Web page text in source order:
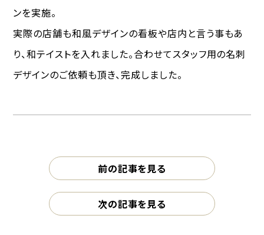
ンを実施。
実際の店舗も和風デザインの看板や店内と言う事もあ
り、和テイストを入れました。合わせてスタッフ用の名刺
デザインのご依頼も頂き、完成しました。
前の記事を見る
次の記事を見る